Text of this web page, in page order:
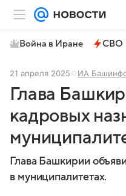
Война в Иране СВО
21 апреля 2025 ИА
Глава
кадровых
Глава Башкирии
в муниципалитетах.